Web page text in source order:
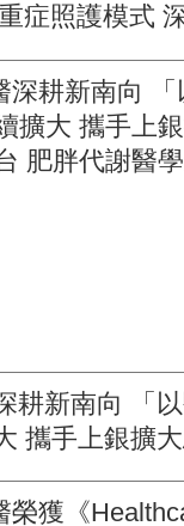
症照護模式
耕新南向 「以
攜手上銀擴